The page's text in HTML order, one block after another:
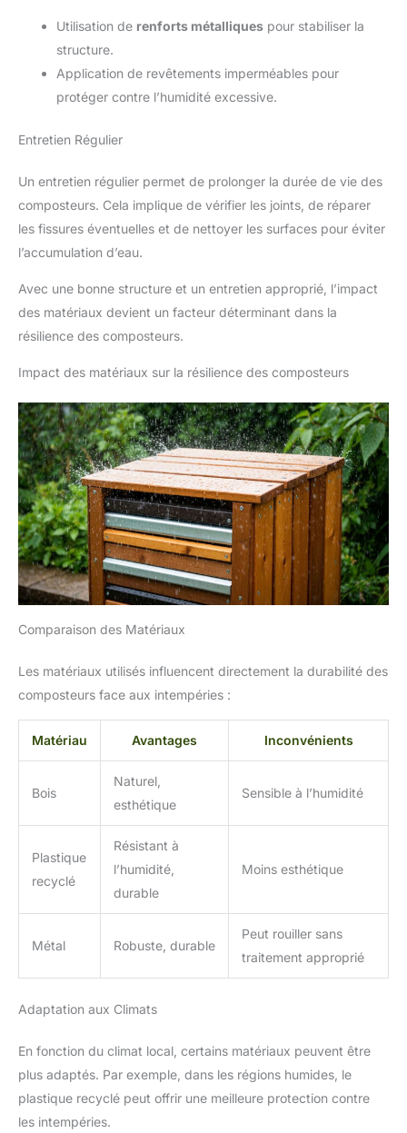
Utilisation de renforts métalliques pour stabiliser la
structure.
Application de revêtements imperméables pour
protéger contre l’humidité excessive.
Entretien Régulier
Un entretien régulier permet de prolonger la durée de vie des
composteurs. Cela implique de vérifier les joints, de réparer
les fissures éventuelles et de nettoyer les surfaces pour éviter
l’accumulation d’eau.
Avec une bonne structure et un entretien approprié, l’impact
des matériaux devient un facteur déterminant dans la
résilience des composteurs.
Impact des matériaux sur la résilience des composteurs
Comparaison des Matériaux
Les matériaux utilisés influencent directement la durabilité des
composteurs face aux intempéries :
Matériau Avantages Inconvénients
Bois
Naturel,
esthétique
Sensible à l’humidité
Plastique
recyclé
Résistant à
l’humidité,
durable
Moins esthétique
Métal Robuste, durable
Peut rouiller sans
traitement approprié
Adaptation aux Climats
En fonction du climat local, certains matériaux peuvent être
plus adaptés. Par exemple, dans les régions humides, le
plastique recyclé peut offrir une meilleure protection contre
les intempéries.